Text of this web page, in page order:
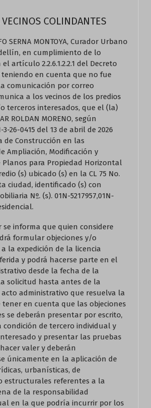
COLINDANTES
SERNA MONTOYA, Curador Urbano
en cumplimiento de lo
artículo 2.2.6.1.2.2.1 del Decreto
teniendo en cuenta que no fue
comunicación por correo
a los vecinos de los predios
terceros interesados, que el (la)
ROLDAN MORENO, según
3-26-0415 del 13 de abril de 2026
de Construcción en las
Ampliación, Modificación y
Planos para Propiedad Horizontal
(s) ubicado (s) en la CL 75 No.
ciudad, identificado (s) con
Nº. (s). 01N-5217957,01N-
informa que quien considere
formular objeciones y/o
la expedición de la licencia
y podrá hacerse parte en el
desde la fecha de la
solicitud hasta antes de la
acto administrativo que resuelva la
tener en cuenta que las objeciones
se deberán presentar por escrito,
de tercero individual y
y presentar las pruebas
valer y deberán
únicamente en la aplicación de
urbanísticas, de
estructurales referentes a la
de la responsabilidad
en la que podría incurrir por los